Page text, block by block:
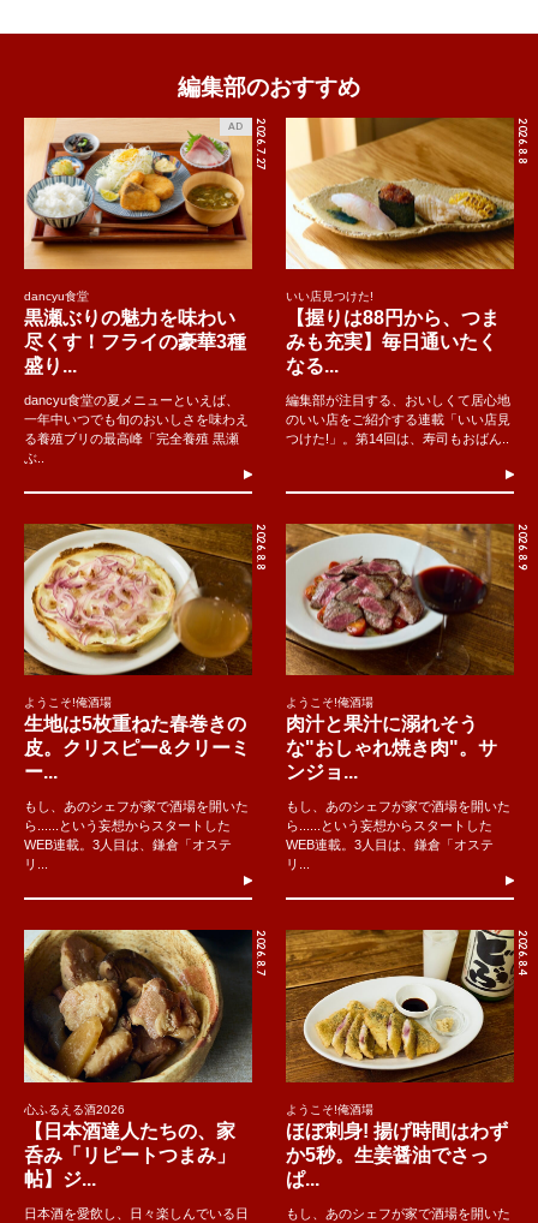
編集部のおすすめ
2026.7.27
AD
dancyu食堂
黒瀬ぶりの魅力を味わい
尽くす！フライの豪華3種
盛り...
dancyu食堂の夏メニューといえば、
一年中いつでも旬のおいしさを味わえ
る養殖ブリの最高峰「完全養殖 黒瀬
ぶ..
2026.8.8
いい店見つけた!
【握りは88円から、つま
みも充実】毎日通いたく
なる...
編集部が注目する、おいしくて居心地
のいい店をご紹介する連載「いい店見
つけた!」。第14回は、寿司もおばん..
2026.8.8
ようこそ!俺酒場
生地は5枚重ねた春巻きの
皮。クリスピー&クリーミ
ー...
もし、あのシェフが家で酒場を開いた
ら......という妄想からスタートした
WEB連載。3人目は、鎌倉「オステ
リ...
2026.8.9
ようこそ!俺酒場
肉汁と果汁に溺れそう
な"おしゃれ焼き肉"。サ
ンジョ...
もし、あのシェフが家で酒場を開いた
ら......という妄想からスタートした
WEB連載。3人目は、鎌倉「オステ
リ...
2026.8.7
心ふるえる酒2026
【日本酒達人たちの、家
呑み「リピートつまみ」
帖】ジ...
日本酒を愛飲し、日々楽しんでいる日
2026.8.4
ようこそ!俺酒場
ほぼ刺身! 揚げ時間はわず
か5秒。生姜醤油でさっ
ぱ...
もし、あのシェフが家で酒場を開いた